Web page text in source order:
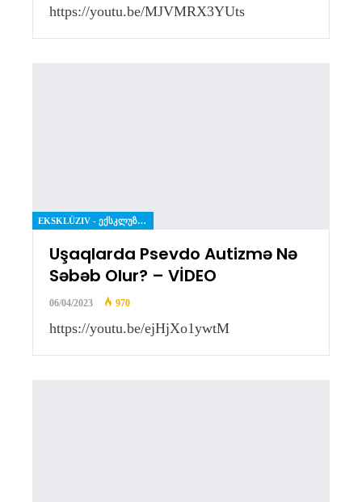
https://youtu.be/MJVMRX3YUts
EKSKLÜZIV - ᲔᲥᲡᲙᲚᲣᲖᲘᲕᲘ
Uşaqlarda Psevdo Autizmə Nə
Səbəb Olur? – VİDEO
06/04/2023 970
https://youtu.be/ejHjXo1ywtM